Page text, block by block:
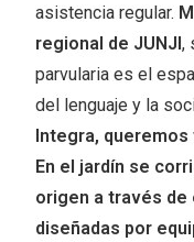
asistencia regular.
regional de JUNJI,
parvularia es el
del lenguaje y la
Integra,
En el jardín se
origen a través
diseñadas por